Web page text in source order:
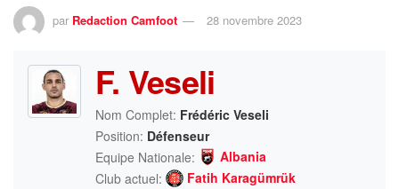
par Redaction Camfoot 28 novembre 2023
F. Veseli
Nom Complet: Frédéric Veseli
Position: Défenseur
Equipe Nationale:
Albania
Club actuel:
Fatih Karagümrük